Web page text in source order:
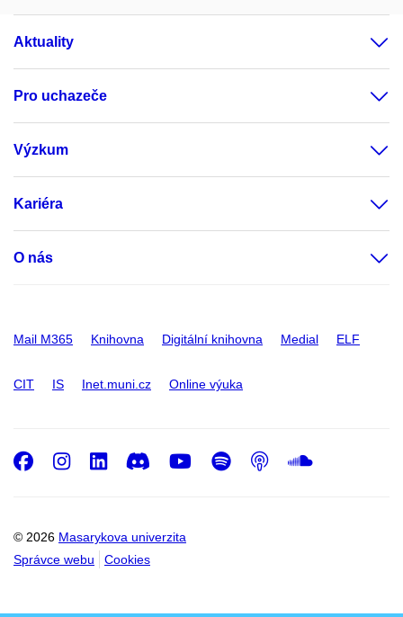
Aktuality
Pro uchazeče
Výzkum
Kariéra
O nás
Mail M365 Knihovna Digitální knihovna Medial ELF
CIT IS Inet.muni.cz Online výuka
© 2026 Masarykova univerzita
Správce webu
Cookies
Facebook
Instagram
LinkedIn
DiscordYoutube
Spotify
Podcast